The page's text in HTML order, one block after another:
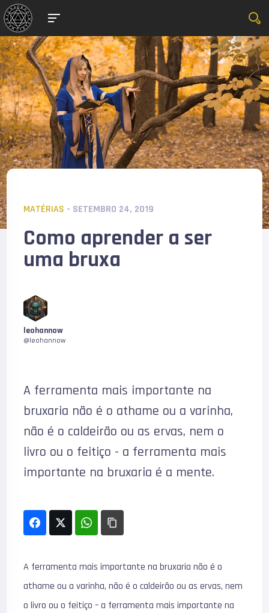
MATÉRIAS - SETEMBRO 24, 2019
Como aprender a ser
uma bruxa
leohannow
@leohannow
A ferramenta mais importante na
bruxaria não é o athame ou a varinha,
não é o caldeirão ou as ervas, nem o
livro ou o feitiço - a ferramenta mais
importante na bruxaria é a mente.
A ferramenta mais importante na bruxaria não é o
athame ou a varinha, não é o caldeirão ou as ervas, nem
o livro ou o feitiço – a ferramenta mais importante na